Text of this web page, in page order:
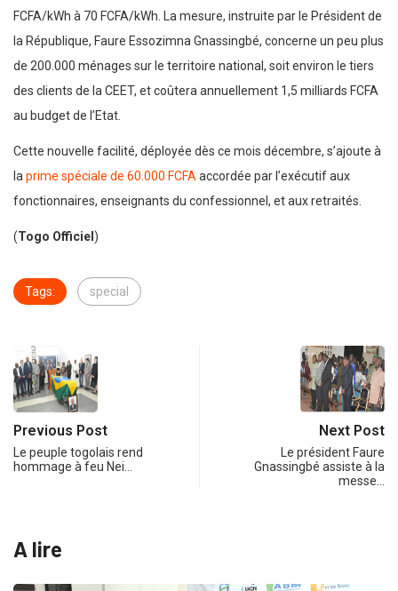
FCFA/kWh à 70 FCFA/kWh. La mesure, instruite par le Président de
la République, Faure Essozimna Gnassingbé, concerne un peu plus
de 200.000 ménages sur le territoire national, soit environ le tiers
des clients de la CEET, et coûtera annuellement 1,5 milliards FCFA
au budget de l’Etat.
Cette nouvelle facilité, déployée dès ce mois décembre, s’ajoute à
laprime spéciale de 60.000 FCFAaccordée par l’exécutif aux
fonctionnaires, enseignants du confessionnel, et aux retraités.
(Togo Officiel )
Tags: special
Previous Post
Le peuple togolais rend
hommage à feu Nei…
Next Post
Le président Faure
Gnassingbé assiste à la
messe…
A lire